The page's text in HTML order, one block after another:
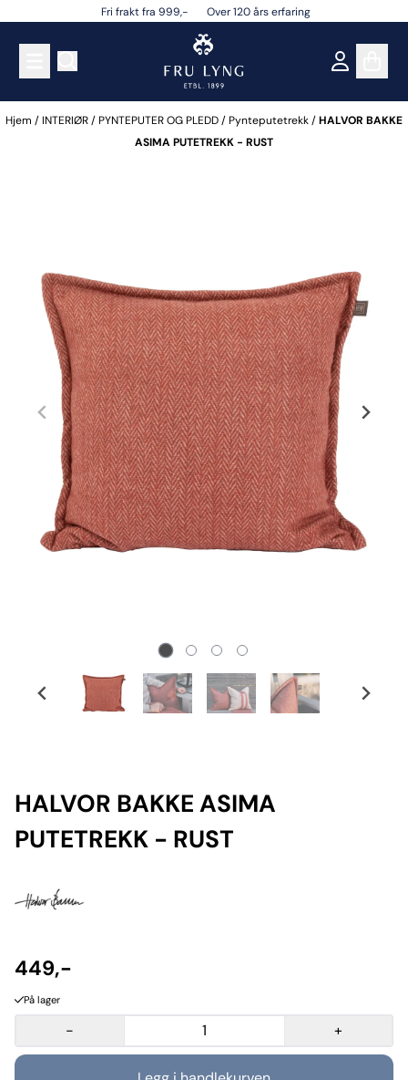
Hopp til innholdFri frakt fra 999,- Over 120 års erfaring
Hjem /INTERIØR/PYNTEPUTER OG PLEDD/Pynteputetrekk/HALVOR BAKKE
ASIMA PUTETREKK - RUST
HALVOR BAKKE ASIMA
PUTETREKK - RUST
449,-
På lager
- +